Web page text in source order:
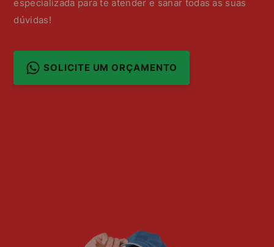
especializada para te atender e sanar todas as suas
dúvidas!
SOLICITE UM ORÇAMENTO